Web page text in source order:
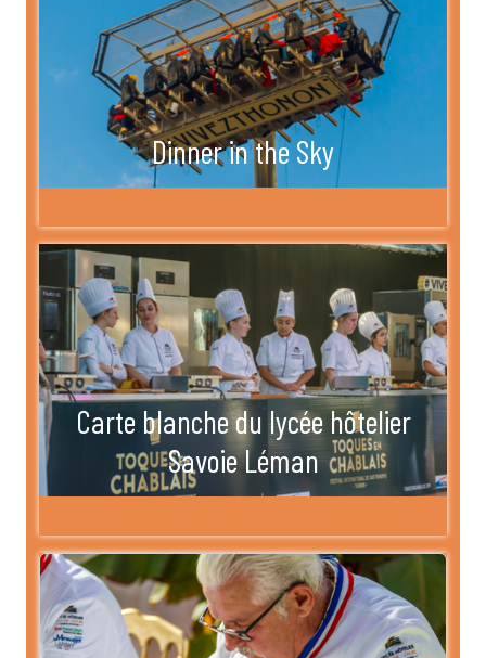
Dinner in the Sky
Carte blanche du lycée hôtelier
Savoie Léman